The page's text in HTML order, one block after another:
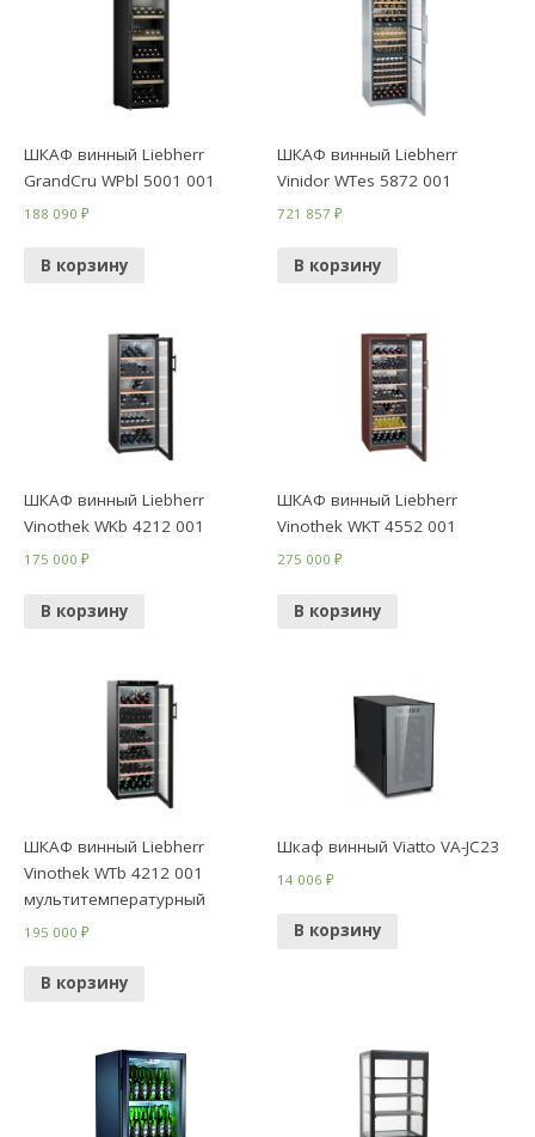
ШКАФ винный Liebherr
GrandCru WPbl 5001 001
188 090₽
В корзину
ШКАФ винный Liebherr
Vinidor WTes 5872 001
721 857₽
В корзину
ШКАФ винный Liebherr
Vinothek WKb 4212 001
175 000₽
В корзину
ШКАФ винный Liebherr
Vinothek WKT 4552 001
275 000₽
В корзину
ШКАФ винный Liebherr
Vinothek WTb 4212 001
мультитемпературный
195 000₽
В корзину
Шкаф винный Viatto VA-JC23
14 006₽
В корзину